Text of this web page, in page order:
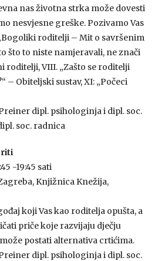
nas životna strka može dovesti
nesvjesne greške. Pozivamo Vas
roditelji – Mit o savršenim
što to niste namjeravali, ne znači
roditelji, VIII. „Zašto se roditelji
– Obiteljski sustav, XI: „Počeci
dipl. psihologinja i dipl. soc.
soc. radnica
-19:45 sati
Knjižnica Knežija,
koji Vas kao roditelja opušta, a
priče koje razvijaju dječju
postati alternativa crtićima.
dipl. psihologinja i dipl. soc.